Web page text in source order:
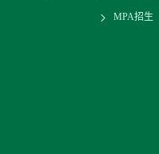
MPA招生